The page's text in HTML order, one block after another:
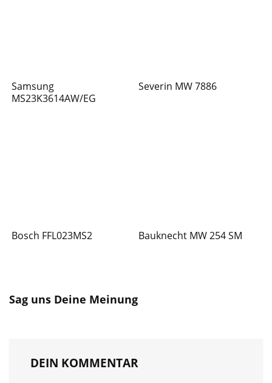
Samsung
MS23K3614AW/EG
Severin MW 7886
Bosch FFL023MS2 Bauknecht MW 254 SM
Sag uns Deine Meinung
DEIN KOMMENTAR